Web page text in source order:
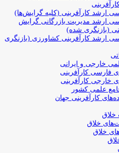
ارشد کارآفرینی (کلیه گرایش‌ها)
ارشد مدیریت بازرگانی گرایش
(بازنگری شده)
ارشد کارآفرینی کشاورزی (بازنگری
خارجی و ایرانی
فارسی کارآفرینی
خارجی کارآفرینی
علمی کشور
کارآفرینی جهان
خلاق
خلاق
خلاق